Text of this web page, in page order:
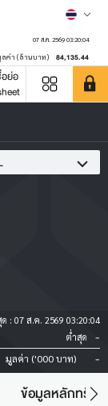
07 ส.ค. 2569 03:20:04
ลค่า (ล้านบาท) 84,135.44
ย่อ
: 07 ส.ค. 2569 03:20:04
ต่ำสุด -
มูลค่า ('000 บาท) -
ข้อมูลหลักทรัพย์